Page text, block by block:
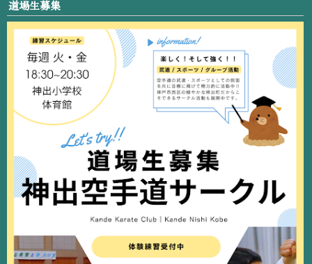
道場生募集